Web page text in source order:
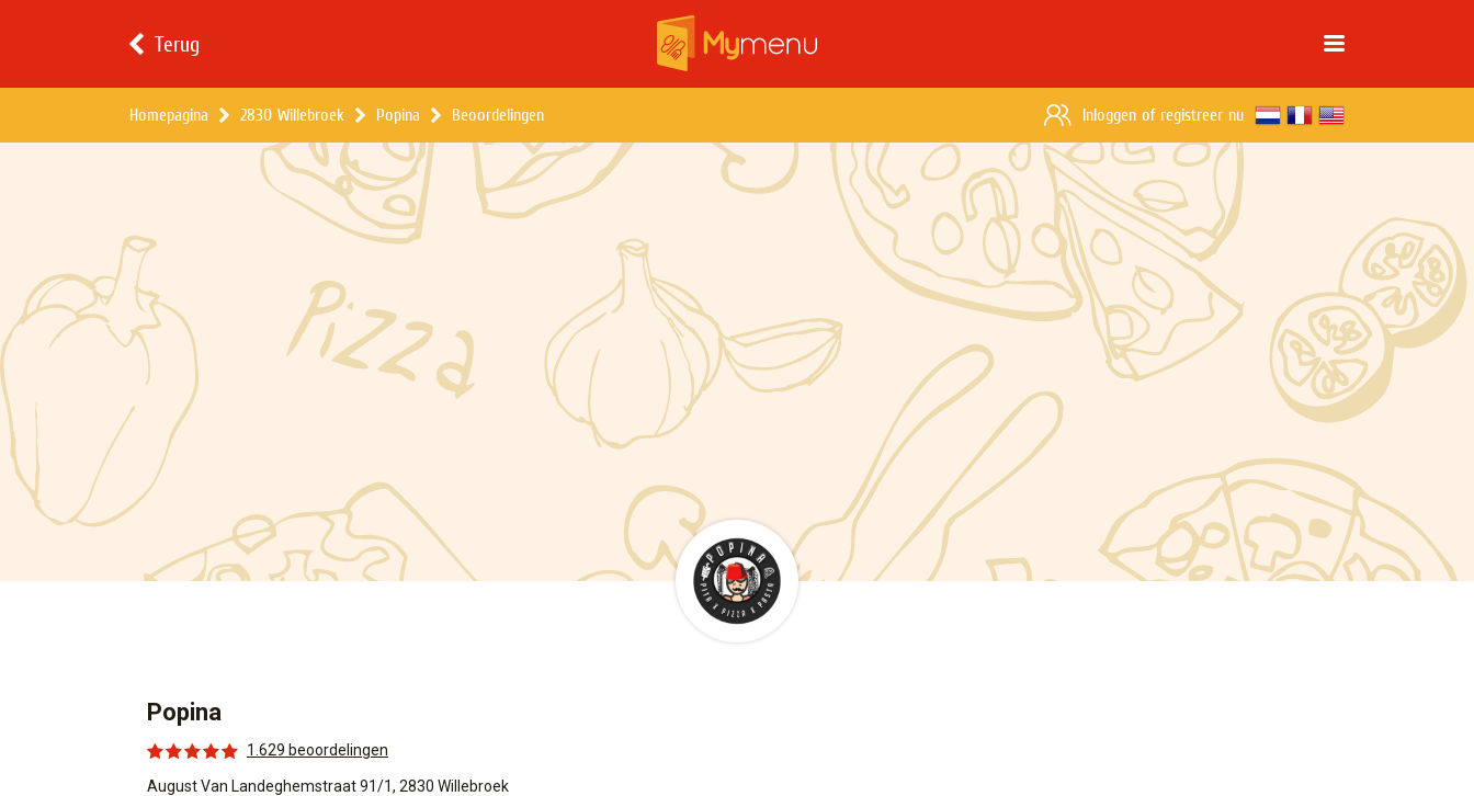
Terug
Homepagina 2830 Willebroek Popina Beoordelingen Inloggen of registreer nu
Popina
1.629 beoordelingen
August Van Landeghemstraat 91/1, 2830 Willebroek